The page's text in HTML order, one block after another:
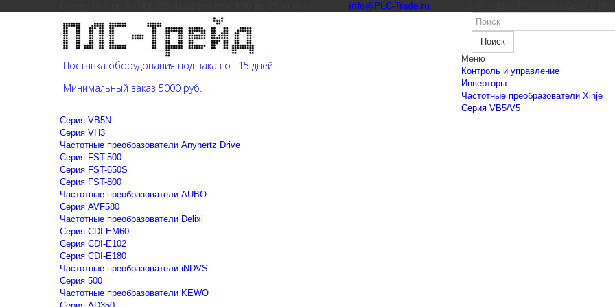
info@PLC-Trade.ru
Поставка оборудования под заказ от 15 дней
Минимальный заказ 5000 руб.
Поиск
Меню
Контроль и управление
Инверторы
Частотные преобразователи Xinje
Cерия VB5/V5
Cерия VB5N
Cерия VH3
Частотные преобразователи Anyhertz Drive
Серия FST-500
Серия FST-650S
Серия FST-800
Частотные преобразователи AUBO
Серия AVF580
Частотные преобразователи Delixi
Серия CDI-EM60
Серия CDI-E102
Серия CDI-E180
Частотные преобразователи iNDVS
Серия 500
Частотные преобразователи KEWO